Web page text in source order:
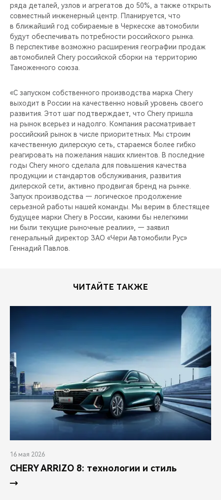
ряда деталей, узлов и агрегатов до 50%, а также открыть
совместный инженерный центр. Планируется, что
в ближайший год собираемые в Черкесске автомобили
будут обеспечивать потребности российского рынка.
В перспективе возможно расширения географии продаж
автомобилей Chery российской сборки на территорию
Таможенного союза.
«С запуском собственного производства марка Chery
выходит в России на качественно новый уровень своего
развития. Этот шаг подтверждает, что Chery пришла
на рынок всерьез и надолго. Компания рассматривает
российский рынок в числе приоритетных. Мы строим
качественную дилерскую сеть, стараемся более гибко
реагировать на пожелания наших клиентов. В последние
годы Chery много сделала для повышения качества
продукции и стандартов обслуживания, развития
дилерской сети, активно продвигая бренд на рынке.
Запуск производства — логическое продолжение
серьезной работы нашей команды. Мы верим в блестящее
будущее марки Chery в России, какими бы нелегкими
ни были текущие рыночные реалии», — заявил
генеральный директор ЗАО «Чери Автомобили Рус»
Геннадий Павлов.
ЧИТАЙТЕ ТАКЖЕ
16 мая 2026
CHERY ARRIZO 8: технологии и стиль